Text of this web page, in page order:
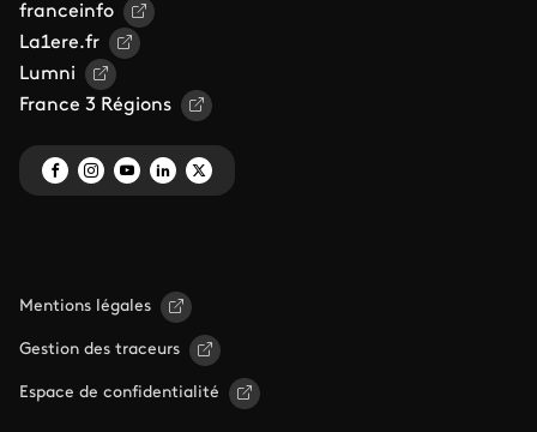
franceinfo
La1ere.fr
Lumni
France 3 Régions
Mentions légales
Gestion des traceurs
Espace de confidentialité